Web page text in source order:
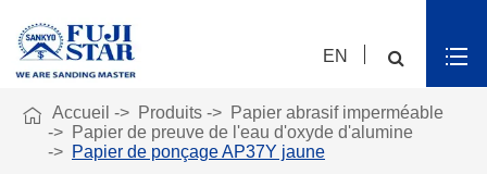
EN
 Accueil Produits
Papier abrasif imperméable
Papier de preuve de l'eau d'oxyde d'alumine
Papier de ponçage AP37Y jaune